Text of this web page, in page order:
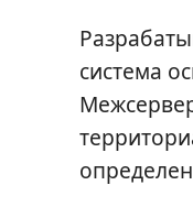
система